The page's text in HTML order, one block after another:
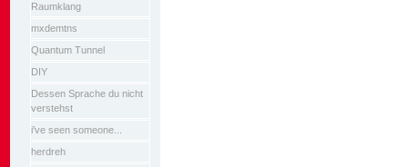
Raumklang
mxdemtns
Quantum Tunnel
DIY
Dessen Sprache du nicht
verstehst
i've seen someone...
herdreh